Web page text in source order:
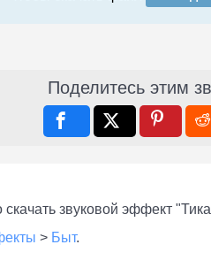
Поделитесь этим
звуковой эффект
> Быт.